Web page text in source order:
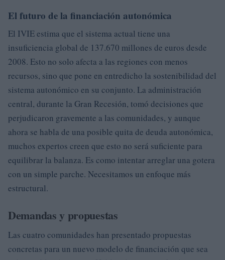
El futuro de la financiación autonómica
El IVIE estima que el sistema actual tiene una
insuficiencia global de 137.670 millones de euros desde
2008. Esto no solo afecta a las regiones con menos
recursos, sino que pone en entredicho la sostenibilidad del
sistema autonómico en su conjunto. La administración
central, durante la Gran Recesión, tomó decisiones que
perjudicaron gravemente a las comunidades, y aunque
ahora se habla de una posible quita de deuda autonómica,
muchos expertos creen que esto no será suficiente para
equilibrar la balanza. Es como intentar arreglar una gotera
con un simple parche. Necesitamos un enfoque más
estructural.
Demandas y propuestas
Las cuatro comunidades han presentado propuestas
concretas para un nuevo modelo de financiación que sea